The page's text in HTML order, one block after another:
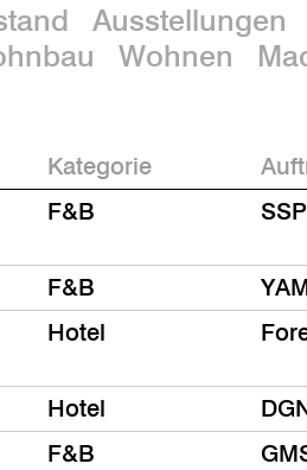
Ausstellungen
Wohnen
Kategorie
F&B
F&B
Hotel
Hotel
F&B